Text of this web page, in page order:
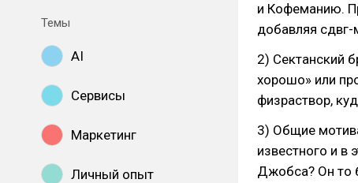
Темы
AI
Сервисы
Маркетинг
Личный опыт
и Кофеманию.
добавляя
2) Сектанский
хорошо» или
физраствор,
3) Общие
известного и в
Джобса? Он то